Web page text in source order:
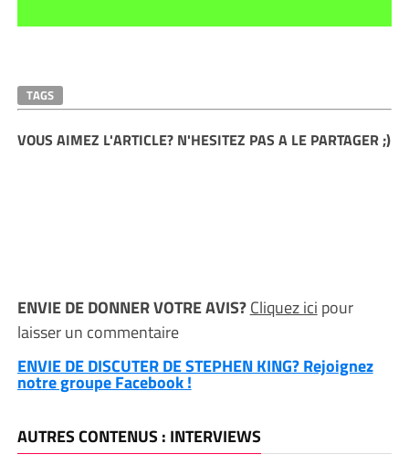
TAGS
VOUS AIMEZ L'ARTICLE? N'HESITEZ PAS A LE PARTAGER ;)
ENVIE DE DONNER VOTRE AVIS?Cliquez ici pour
laisser un commentaire
ENVIE DE DISCUTER DE STEPHEN KING? Rejoignez
notre groupe Facebook !
AUTRES CONTENUS : INTERVIEWS